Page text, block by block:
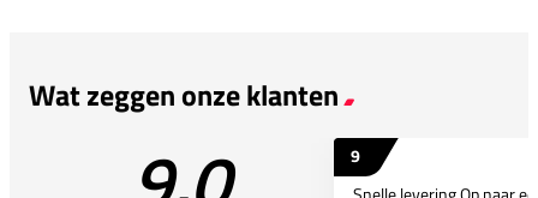
Wat zeggen onze klanten
9